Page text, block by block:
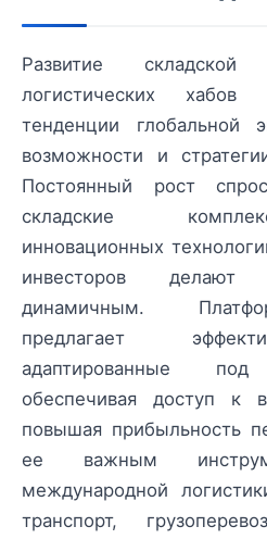
Развитие
логистических
тенденции глобальной
возможности и
Постоянный рост
складские
инновационных
инвесторов
динамичным.
предлагает
адаптированные
обеспечивая доступ к
повышая прибыльность
ее важным
международной
транспорт,